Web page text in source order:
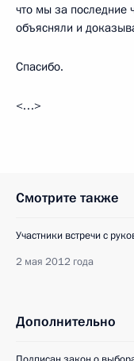
что мы за последние
объясняли и
Спасибо.
<…>
Смотрите также
Участники встречи с
2 мая 2012 года
Дополнительно